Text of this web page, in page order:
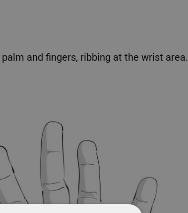
and fingers, ribbing at the wrist area.